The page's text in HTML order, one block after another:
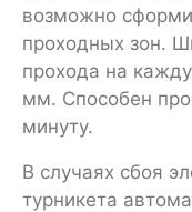
возможно
проходных зон.
прохода на
мм. Способен
минуту.
В случаях сбоя
турникета